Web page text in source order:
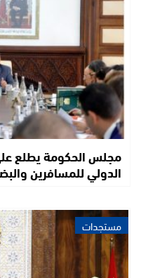
مجلس الحكومة يطلع
الدولي للمسافرين
مستجدات